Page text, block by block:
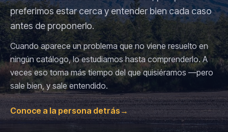
preferimos estar cerca y entender bien cada caso
antes de proponerlo.
Cuando aparece un problema que no viene resuelto en
ningún catálogo, lo estudiamos hasta comprenderlo. A
veces eso toma más tiempo del que quisiéramos —pero
sale bien, y sale entendido.
Conoce a la persona detrás→